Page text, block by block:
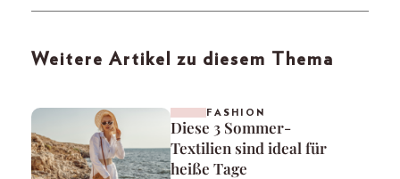
Weitere Artikel zu diesem Thema
FASHION
Diese 3 Sommer-
Textilien sind ideal für
heiße Tage